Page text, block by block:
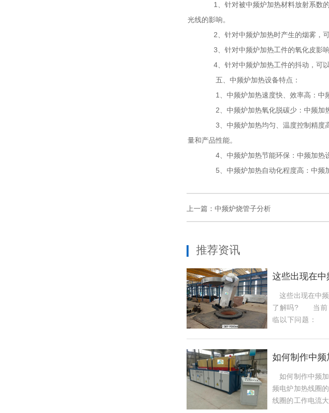
1、针对被中频炉加热材料放射系数的
光线的影响。
2、针对中频炉加热时产生的烟雾，可
3、针对中频炉加热工件的氧化皮影响
4、针对中频炉加热工件的抖动，可以
五、中频炉加热设备特点：
1、中频炉加热速度快、效率高：中频
2、中频炉加热氧化脱碳少：中频加热
3、中频炉加热均匀、温度控制精度高
量和产品性能。
4、中频炉加热节能环保：中频加热设
5、中频炉加热自动化程度高：中频加
上一篇：中频炉烧管子分析
推荐资讯
这些出现在中
题你都有了解
这些出现在中
了解吗? 当前
临以下问题：
如何制作中
圈
如何制作中频
频电炉加热线圈
线圈的工作电流